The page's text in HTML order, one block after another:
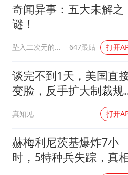
奇闻异事：五大未解之
谜！
坠入二次元的海洋 647跟贴 打开
谈完不到1天，美国直
变脸，反手扩大制裁规
模，43家中企遭殃
真知见 打开
赫梅利尼茨基爆炸7小
时，5特种兵失踪，真